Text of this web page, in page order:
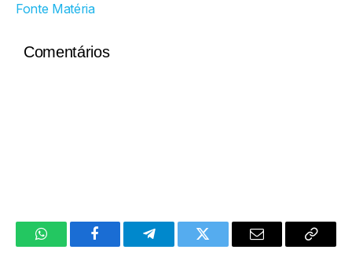
Fonte Matéria
Comentários
WhatsAppFacebookTelegramTwitter Email
Copy